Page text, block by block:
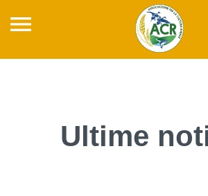
menu
Ultime